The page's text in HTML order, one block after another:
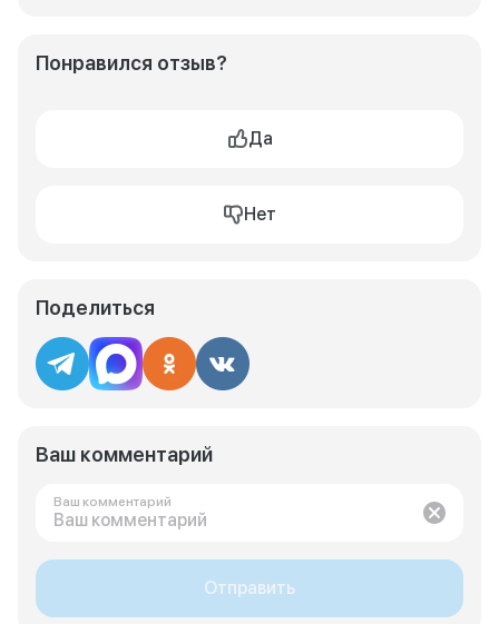
Понравился отзыв?
Да
Нет
Поделиться
Ваш комментарий
Ваш комментарий
Отправить